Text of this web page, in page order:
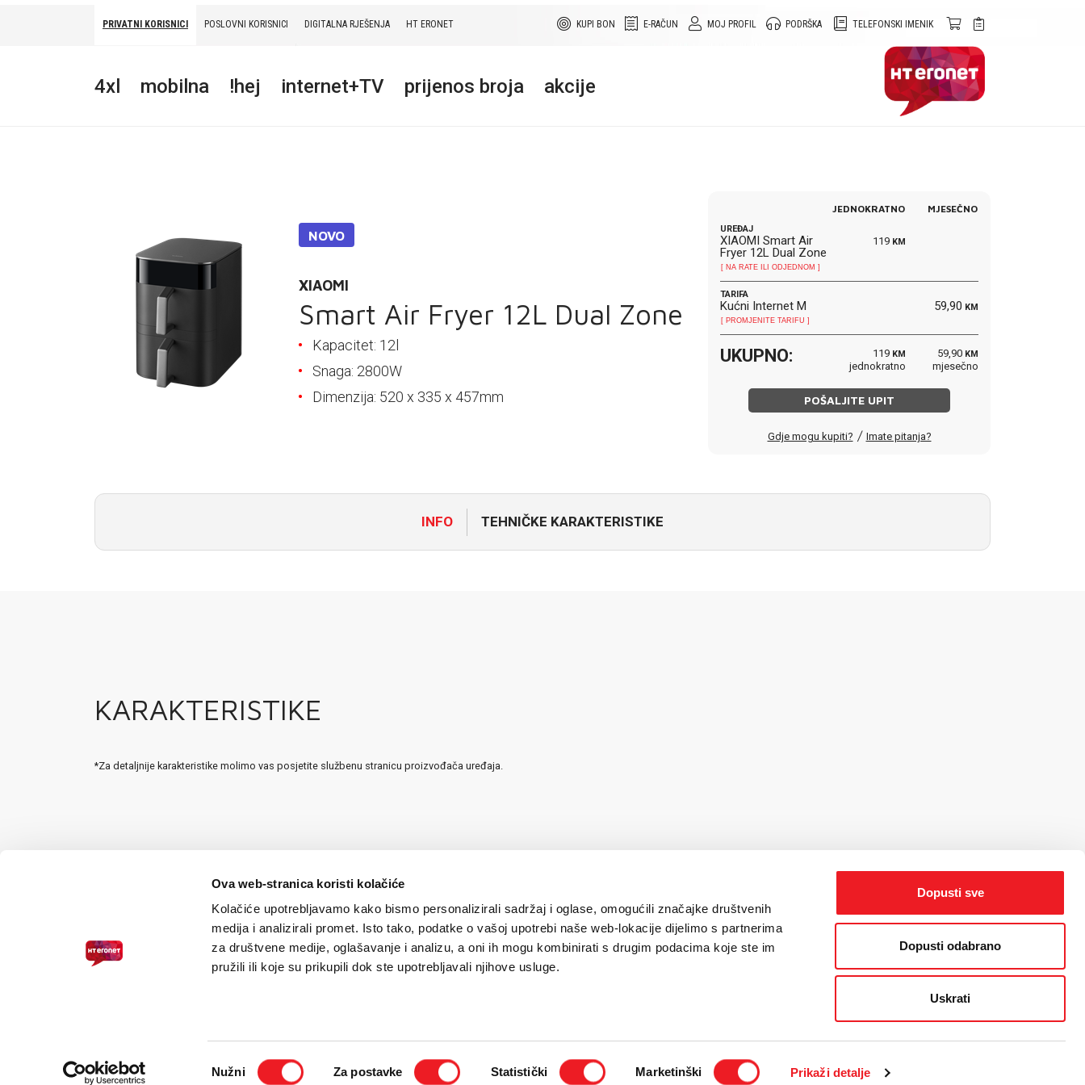
Ova web-stranica koristi kolačiće
Kolačiće upotrebljavamo kako bismo personalizirali sadržaj i oglase, omogućili značajke društvenih
medija i analizirali promet. Isto tako, podatke o vašoj upotrebi naše web-lokacije dijelimo s partnerima
za društvene medije, oglašavanje i analizu, a oni ih mogu kombinirati s drugim podacima koje ste im
pružili ili koje su prikupili dok ste upotrebljavali njihove usluge.
pristanka
Nužni Za postavke Statistički Marketinški Prikaži detalje
Dopusti sve
Dopusti odabrano
Uskrati
TELEFONSKI IMENIK
PODRŠKA
MOJ PROFIL
E-RAČUN
KUPI BON
PRIVATNI KORISNICI POSLOVNI KORISNICI DIGITALNA RJEŠENJA HT ERONET
4xl mobilna !hej internet+TV prijenos broja akcije
NOVO
XIAOMI
Smart Air Fryer 12L Dual Zone
Kapacitet: 12l
Snaga: 2800W
Dimenzija: 520 x 335 x 457mm
JEDNOKRATNO MJESEČNO
UREĐAJ
XIAOMI Smart Air
Fryer 12L Dual Zone
[ NA RATE ILI ODJEDNOM ]
119 KM
TARIFA
Kućni Internet M
[ PROMJENITE TARIFU ]
59,90 KM
UKUPNO: 119 KM
jednokratno
59,90 KM
mjesečno
POŠALJITE UPIT
Gdje mogu kupiti? / Imate pitanja?
INFO TEHNIČKE KARAKTERISTIKE
KARAKTERISTIKE
*Za detaljnije karakteristike molimo vas posjetite službenu stranicu proizvođača uređaja.
. Sva prava pridržana /Pravne napomene/Sigurnost plaćanja kreditnim karticama/Uvjeti korištenja/Politika zaštite privatnosti korisnika/Politika kolačića/Web dizajnby THE BIG IDEA LAB